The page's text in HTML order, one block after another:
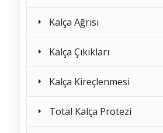
Kalça Ağrısı
Kalça Çıkıkları
Kalça Kireçlenmesi
Total Kalça Protezi